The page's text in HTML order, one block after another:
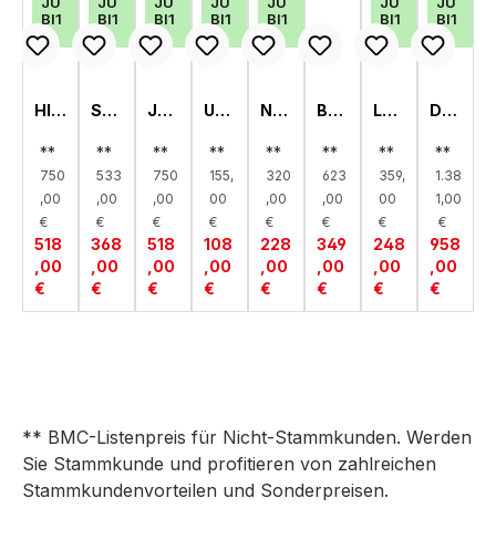
BI1
5
HIG
OA
KIR
A
**
750
,00
€
518
,00
€
BI1
5
ST
DR
AL,
KIR
A
**
533
,00
€
368
,00
€
BI1
5
JU
ND
T,
KIR
A
**
750
,00
€
518
,00
€
BI1
5
UM
USE
N,
KIR
A
**
155,
00
€
108
,00
€
BI1
5
NA
TTI
H,
KIR
A
**
320
,00
€
228
,00
€
BA
BET
KIR
A
**
623
,00
€
349
,00
€
BI1
5
LO
OA
KIR
A
**
359,
00
€
248
,00
€
BI1
5
DR
TÜ
NS
CH
RA
NK,
KIR
A
**
1.38
1,00
€
958
,00
€
** BMC-Listenpreis für Nicht-Stammkunden. Werden
Sie Stammkunde und profitieren von zahlreichen
Stammkundenvorteilen und Sonderpreisen.